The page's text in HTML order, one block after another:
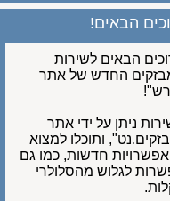
הבאים!
הבאים לשירות
החדש של אתר
ניתן על ידי אתר
ותוכלו למצוא
חדשות, כמו גם
לגלוש מהסלולרי